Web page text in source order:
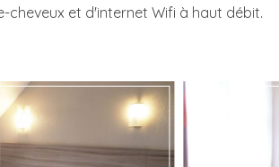
cheveux et d'internet Wifi à haut débit.